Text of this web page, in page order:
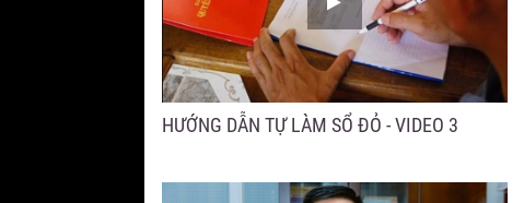
HƯỚNG DẪN TỰ LÀM SỔ ĐỎ - VIDEO 3